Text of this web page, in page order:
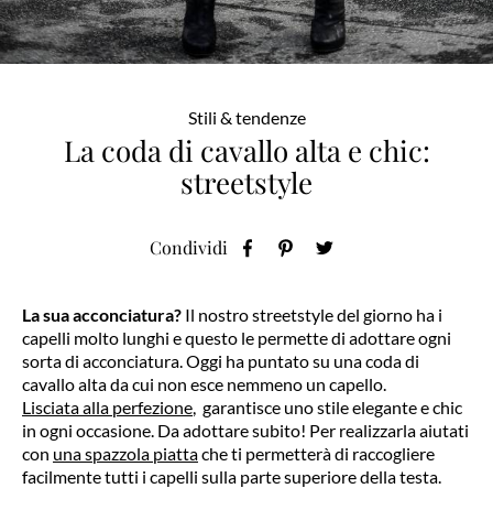
Stili & tendenze
La coda di cavallo alta e chic:
streetstyle
Condividi
La sua acconciatura? Il nostro streetstyle del giorno ha i
capelli molto lunghi e questo le permette di adottare ogni
sorta di acconciatura. Oggi ha puntato su una coda di
cavallo alta da cui non esce nemmeno un capello.
Lisciata alla perfezione, garantisce uno stile elegante e chic
in ogni occasione. Da adottare subito! Per realizzarla aiutati
con una spazzola piattache ti permetterà di raccogliere
facilmente tutti i capelli sulla parte superiore della testa.